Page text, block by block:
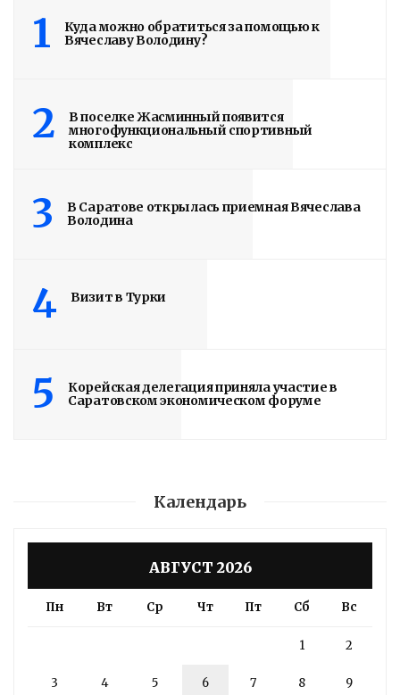
1
Куда можно обратиться за помощью к
Вячеславу Володину?
2
В поселке Жасминный появится
многофункциональный спортивный
комплекс
3
В Саратове открылась приемная Вячеслава
Володина
4 Визит в Турки
5
Корейская делегация приняла участие в
Саратовском экономическом форуме
Календарь
АВГУСТ 2026
Пн Вт Ср Чт Пт Сб Вс
1 2
3 4 5 6 7 8 9